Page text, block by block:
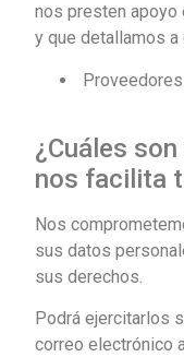
nos presten
y que detallamos a
¿Cuáles
nos facilita
Nos
sus datos
sus derechos.
Podrá ejercitarlos
correo electrónico